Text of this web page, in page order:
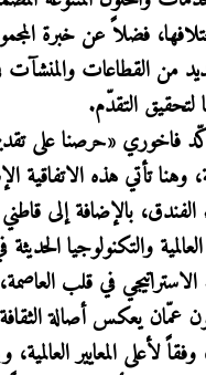
فضلاً عن خبرة
من القطاعات والمنشآت
لتحقيق التقدّم.
فاخوري «حرصنا على
وهنا تأتي هذه الاتفاقية
بالإضافة إلى قاطني
والتكنولوجيا
في قلب
عمّان يعكس أصالة الثقافة
لأعلى المعايير